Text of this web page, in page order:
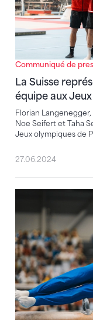
Communiqué de
La Suisse
équipe aux
Florian
Noe Seifert et Taha
Jeux olympiques de
27.06.2024
Bickel et